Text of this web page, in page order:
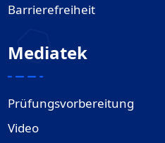
Barrierefreiheit
Mediatek
Prüfungsvorbereitung
Video